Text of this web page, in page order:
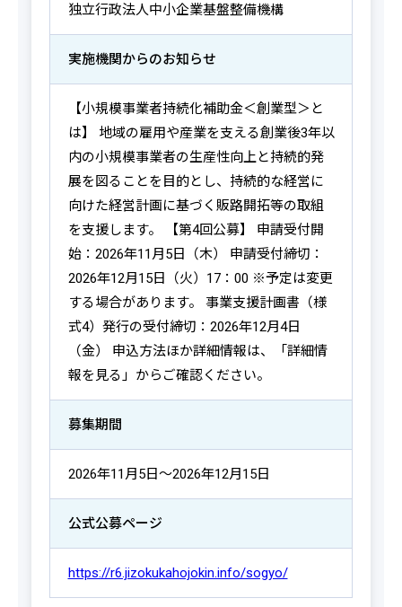
独立行政法人中小企業基盤整備機構
実施機関からのお知らせ
【小規模事業者持続化補助金＜創業型＞と
は】 地域の雇用や産業を支える創業後3年以
内の小規模事業者の生産性向上と持続的発
展を図ることを目的とし、持続的な経営に
向けた経営計画に基づく販路開拓等の取組
を支援します。 【第4回公募】 申請受付開
始：2026年11月5日（木） 申請受付締切：
2026年12月15日（火）17：00 ※予定は変更
する場合があります。 事業支援計画書（様
式4）発行の受付締切：2026年12月4日
（金） 申込方法ほか詳細情報は、「詳細情
報を見る」からご確認ください。
募集期間
2026年11月5日～2026年12月15日
公式公募ページ
https://r6.jizokukahojokin.info/sogyo/